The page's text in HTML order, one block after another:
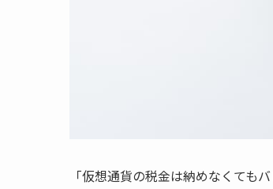
「仮想通貨の税金は納めなくても